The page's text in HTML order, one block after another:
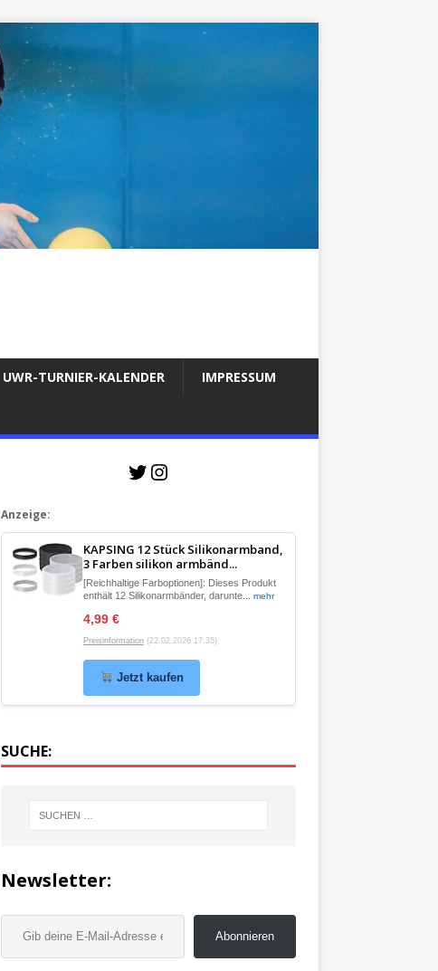
UWR-TURNIER-KALENDER IMPRESSUM
Anzeige:
KAPSING 12 Stück Silikonarmband,
3 Farben silikon armbänd...
[Reichhaltige Farboptionen]: Dieses Produkt
enthält 12 Silikonarmbänder, darunte... mehr
4,99 €
Preisinformation (22.02.2026 17:35)
Jetzt kaufen
SUCHE:
Newsletter:
Abonnieren